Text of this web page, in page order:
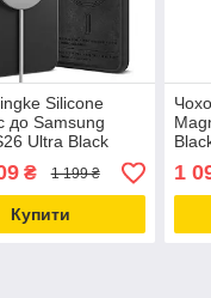
Silicone
до Samsung
Ultra Black
₴ 1 199 ₴
Купити
1